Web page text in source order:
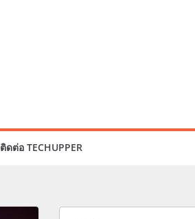
ติดต่อ TECHUPPER